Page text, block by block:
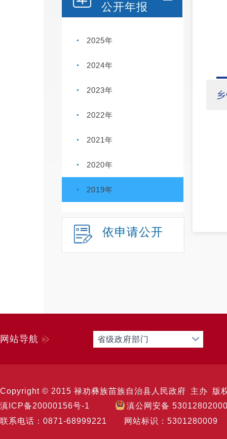
公开年报
2025年
2024年
2023年
2022年
2021年
2020年
2019年
依申请公开
网站导航 省级政府部门
Copyright © 2015 禄劝彝族苗族自治县人民政府 主办 版
滇ICP备20000156号-1
滇公网安备
联系电话：0871-68999221 网站标识：